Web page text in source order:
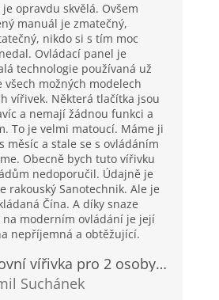
je opravdu skvělá. Ovšem
manuál je zmatečný,
nikdo si s tím moc
Ovládací panel je
technologie používaná už
všech možných modelech
vířivek. Některá tlačítka jsou
a nemají žádnou funkci a
To je velmi matoucí. Máme ji
měsíc a stale se s ovládáním
Obecně bych tuto vířivku
nedoporučil. Údajně je
rakouský Sanotechnik. Ale je
Čína. A díky snaze
moderním ovládání je její
nepříjemná a obtěžující.
Venkovní vířivka pro 2 osoby Sanotechnik Modena modrá 205x130cm
produktu je 5 z 5 hvězdiček.
Suchánek